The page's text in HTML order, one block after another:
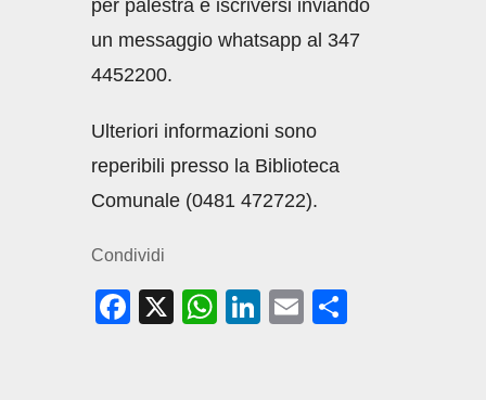
per palestra e iscriversi inviando
un messaggio whatsapp al 347
4452200.
Ulteriori informazioni sono
reperibili presso la Biblioteca
Comunale (0481 472722).
Condividi
F
X
W
Li
E